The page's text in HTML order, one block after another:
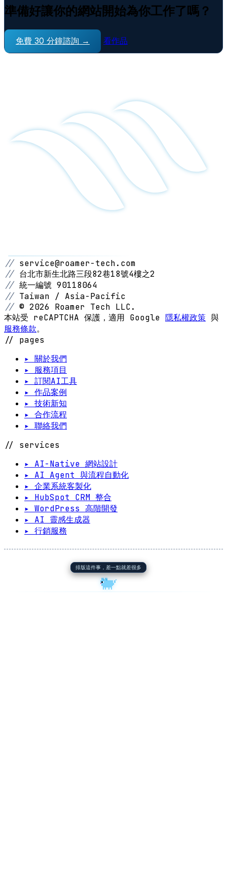
準備好讓你的網站開始為你工作了嗎？
免費 30 分鐘諮詢 → 看作品
// service@roamer-tech.com
// 台北市新生北路三段82巷18號4樓之2
// 統一編號 90118064
// Taiwan / Asia-Pacific
// © 2026 Roamer Tech LLC.
本站受 reCAPTCHA 保護，適用 Google 隱私權政策 與
服務條款。
// pages
▸ 關於我們
▸ 服務項目
▸ 訂閱AI工具
▸ 作品案例
▸ 技術新知
▸ 合作流程
▸ 聯絡我們
// services
▸ AI-Native 網站設計
▸ AI Agent 與流程自動化
▸ 企業系統客製化
▸ HubSpot CRM 整合
▸ WordPress 高階開發
▸ AI 靈感生成器
▸ 行銷服務
排版這件事，差一點就差很多